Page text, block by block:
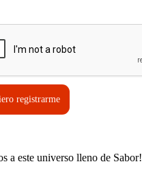
registrarme
a este universo lleno de Sabor!